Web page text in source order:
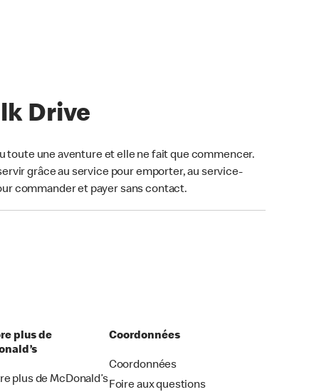
Drive
toute une aventure et elle ne fait que commencer.
grâce au service pour emporter, au service-
commander et payer sans contact.
plus de
plus de McDonald’s
Coordonnées
Coordonnées
Foire aux questions